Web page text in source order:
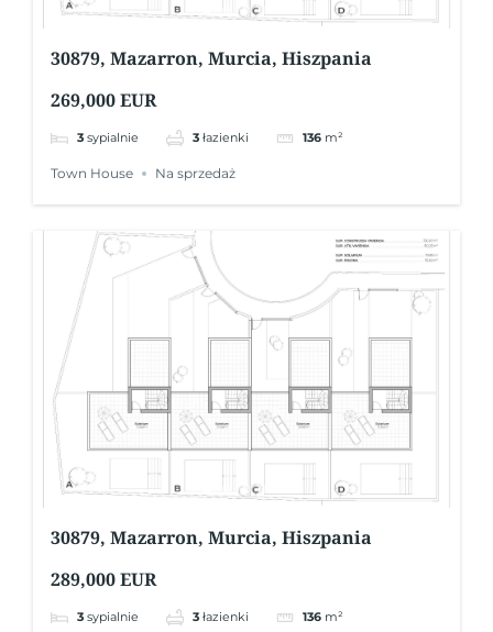
30879, Mazarron, Murcia, Hiszpania
269,000 EUR
3 sypialnie 3 łazienki 136 m²
Town House Na sprzedaż
30879, Mazarron, Murcia, Hiszpania
289,000 EUR
3 sypialnie 3 łazienki 136 m²